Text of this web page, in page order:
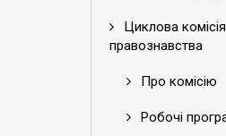
Циклова
правознавства
Про комісію
Робочі